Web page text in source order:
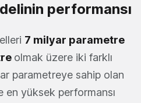
performansı
7 milyar parametre
olmak üzere iki farklı
parametreye sahip olan
yüksek performansı